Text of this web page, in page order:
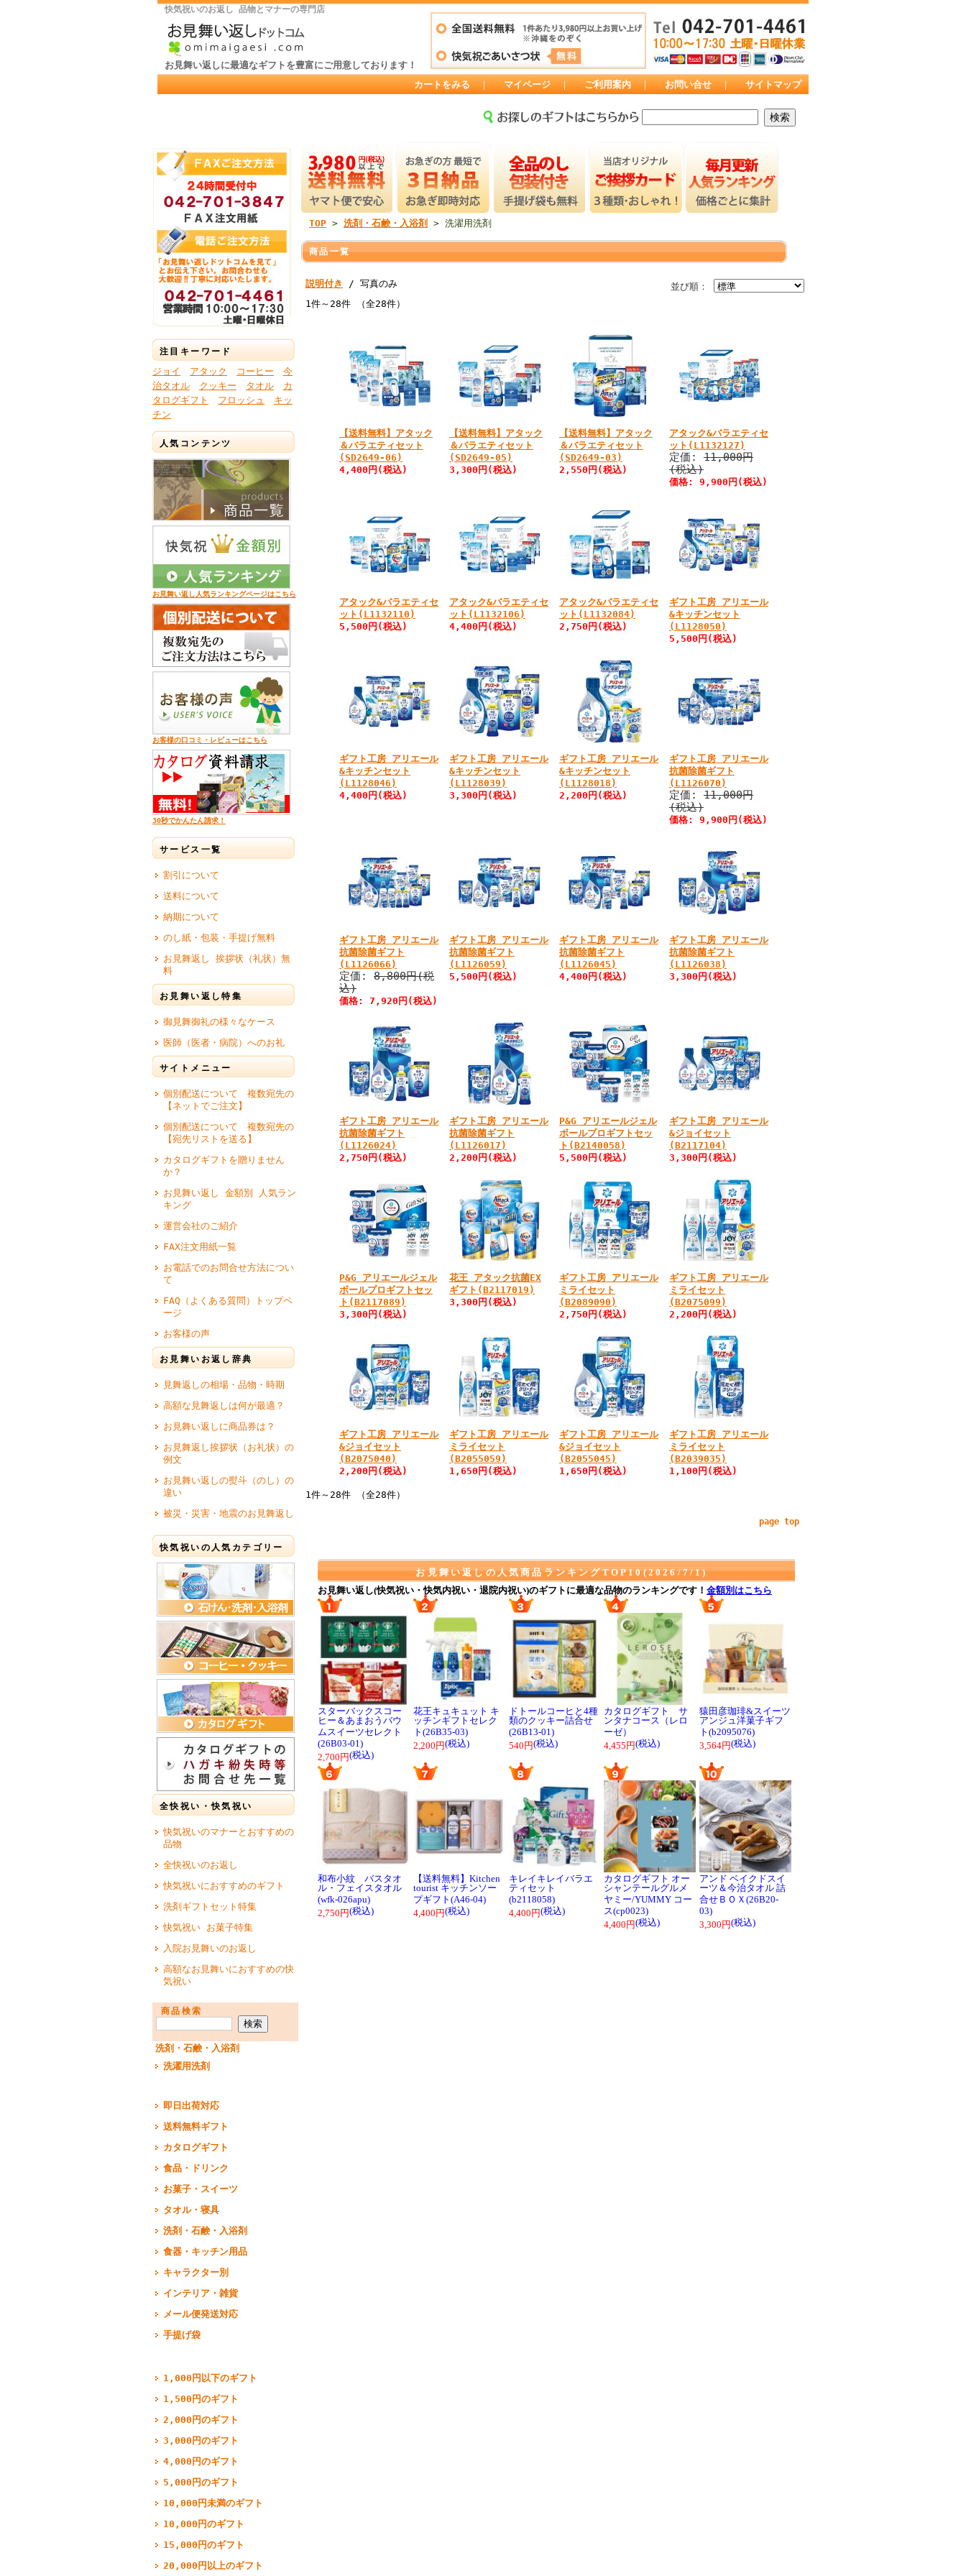
快気祝いのお返し 品物とマナーの専門店
お見舞い返しに最適なギフトを豊富にご用意しております！
カートをみる ｜ マイページ ｜ ご利用案内 ｜ お問い合せ ｜ サイトマップ
注目キーワード
ジョイ アタック コーヒー
今
治タオル
クッキー タオル
カ
タログギフト
フロッシュ
キッ
チン
人気コンテンツ
お見舞い返し人気ランキングページはこちら
お客様の口コミ・レビューはこちら
30秒でかんたん請求！
サービス一覧
割引について
送料について
納期について
のし紙・包装・手提げ無料
お見舞返し 挨拶状（礼状）無
料
お見舞い返し特集
御見舞御礼の様々なケース
医師（医者・病院）へのお礼
サイトメニュー
個別配送について 複数宛先の
【ネットでご注文】
個別配送について 複数宛先の
【宛先リストを送る】
カタログギフトを贈りません
か？
お見舞い返し 金額別 人気ラン
キング
運営会社のご紹介
FAX注文用紙一覧
お電話でのお問合せ方法につい
て
FAQ（よくある質問）トップペ
ージ
お客様の声
お見舞いお返し辞典
見舞返しの相場・品物・時期
高額な見舞返しは何が最適？
お見舞い返しに商品券は？
お見舞返し挨拶状（お礼状）の
例文
お見舞い返しの熨斗（のし）の
違い
被災・災害・地震のお見舞返し
快気祝いの人気カテゴリー
全快祝い・快気祝い
快気祝いのマナーとおすすめの
品物
全快祝いのお返し
快気祝いにおすすめのギフト
洗剤ギフトセット特集
快気祝い お菓子特集
入院お見舞いのお返し
高額なお見舞いにおすすめの快
気祝い
商品検索
洗剤・石鹸・入浴剤
洗濯用洗剤
即日出荷対応
送料無料ギフト
カタログギフト
食品・ドリンク
お菓子・スイーツ
タオル・寝具
洗剤・石鹸・入浴剤
食器・キッチン用品
キャラクター別
インテリア・雑貨
メール便発送対応
手提げ袋
1,000円以下のギフト
1,500円のギフト
2,000円のギフト
3,000円のギフト
4,000円のギフト
5,000円のギフト
10,000円未満のギフト
10,000円のギフト
15,000円のギフト
20,000円以上のギフト
TOP > 洗剤・石鹸・入浴剤 > 洗濯用洗剤
商品一覧
並び順：
説明付き
/ 写真のみ
1件～28件 （全28件）
【送料無料】アタック
＆バラエティセット
(SD2649-06)
4,400円 (税込)
【送料無料】アタック
＆バラエティセット
(SD2649-05)
3,300円 (税込)
【送料無料】アタック
＆バラエティセット
(SD2649-03)
2,550円 (税込)
アタック&バラエティセ
ット(L1132127)
定価: 11,000円
(税込)
価格: 9,900円 (税込)
アタック&バラエティセ
ット(L1132110)
5,500円 (税込)
アタック&バラエティセ
ット(L1132106)
4,400円 (税込)
アタック&バラエティセ
ット(L1132084)
2,750円 (税込)
ギフト工房 アリエール
&キッチンセット
(L1128050)
5,500円 (税込)
ギフト工房 アリエール
&キッチンセット
(L1128046)
4,400円 (税込)
ギフト工房 アリエール
&キッチンセット
(L1128039)
3,300円 (税込)
ギフト工房 アリエール
&キッチンセット
(L1128018)
2,200円 (税込)
ギフト工房 アリエール
抗菌除菌ギフト
(L1126070)
定価: 11,000円
(税込)
価格: 9,900円 (税込)
ギフト工房 アリエール
抗菌除菌ギフト
(L1126066)
定価: 8,800円(税
込)
価格: 7,920円 (税込)
ギフト工房 アリエール
抗菌除菌ギフト
(L1126059)
5,500円 (税込)
ギフト工房 アリエール
抗菌除菌ギフト
(L1126045)
4,400円 (税込)
ギフト工房 アリエール
抗菌除菌ギフト
(L1126038)
3,300円 (税込)
ギフト工房 アリエール
抗菌除菌ギフト
(L1126024)
2,750円 (税込)
ギフト工房 アリエール
抗菌除菌ギフト
(L1126017)
2,200円 (税込)
P&G アリエールジェル
ボールプロギフトセッ
ト(B2140058)
5,500円 (税込)
ギフト工房 アリエール
&ジョイセット
(B2117104)
3,300円 (税込)
P&G アリエールジェル
ボールプロギフトセッ
ト(B2117089)
3,300円 (税込)
花王 アタック抗菌EX
ギフト(B2117019)
3,300円 (税込)
ギフト工房 アリエール
ミライセット
(B2089090)
2,750円 (税込)
ギフト工房 アリエール
ミライセット
(B2075099)
2,200円 (税込)
ギフト工房 アリエール
&ジョイセット
(B2075040)
2,200円 (税込)
ギフト工房 アリエール
ミライセット
(B2055059)
1,650円 (税込)
ギフト工房 アリエール
&ジョイセット
(B2055045)
1,650円 (税込)
ギフト工房 アリエール
ミライセット
(B2039035)
1,100円 (税込)
1件～28件 （全28件）
page top